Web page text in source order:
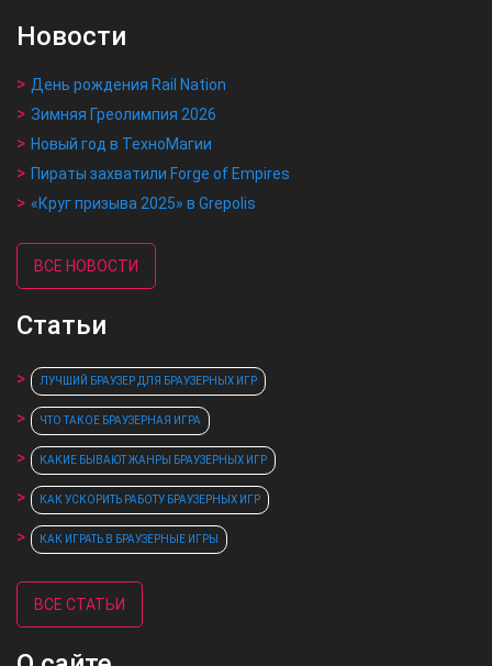
Новости
День рождения Rail Nation
Зимняя Греолимпия 2026
Новый год в ТехноМагии
Пираты захватили Forge of Empires
«Круг призыва 2025» в Grepolis
ВСЕ НОВОСТИ
Статьи
ЛУЧШИЙ БРАУЗЕР ДЛЯ БРАУЗЕРНЫХ ИГР
ЧТО ТАКОЕ БРАУЗЕРНАЯ ИГРА
КАКИЕ БЫВАЮТ ЖАНРЫ БРАУЗЕРНЫХ ИГР
КАК УСКОРИТЬ РАБОТУ БРАУЗЕРНЫХ ИГР
КАК ИГРАТЬ В БРАУЗЕРНЫЕ ИГРЫ
ВСЕ СТАТЬИ